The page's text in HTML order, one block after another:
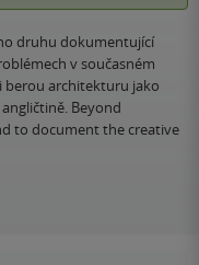
druhu dokumentující
v současném
berou architekturu jako
Beyond
to document the creative